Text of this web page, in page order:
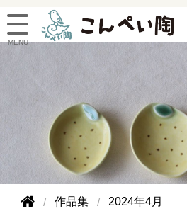
作品集 2024年4月